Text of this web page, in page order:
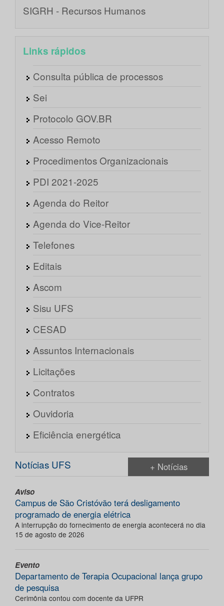
SIGRH - Recursos Humanos
Links rápidos
Consulta pública de processos
Sei
Protocolo GOV.BR
Acesso Remoto
Procedimentos Organizacionais
PDI 2021-2025
Agenda do Reitor
Agenda do Vice-Reitor
Telefones
Editais
Ascom
Sisu UFS
CESAD
Assuntos Internacionais
Licitações
Contratos
Ouvidoria
Eficiência energética
Notícias UFS + Notícias
Aviso
Campus de São Cristóvão terá desligamento
programado de energia elétrica
A interrupção do fornecimento de energia acontecerá no dia
15 de agosto de 2026
Evento
Departamento de Terapia Ocupacional lança grupo
de pesquisa
Cerimônia contou com docente da UFPR